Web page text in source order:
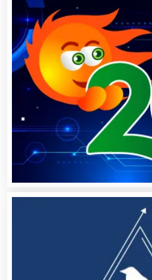
Artículos Deportivos
Artículos Importados
Artículos para el Hogar
Artículos para Regalos
Artículos Personales
Artículos Publicitarios